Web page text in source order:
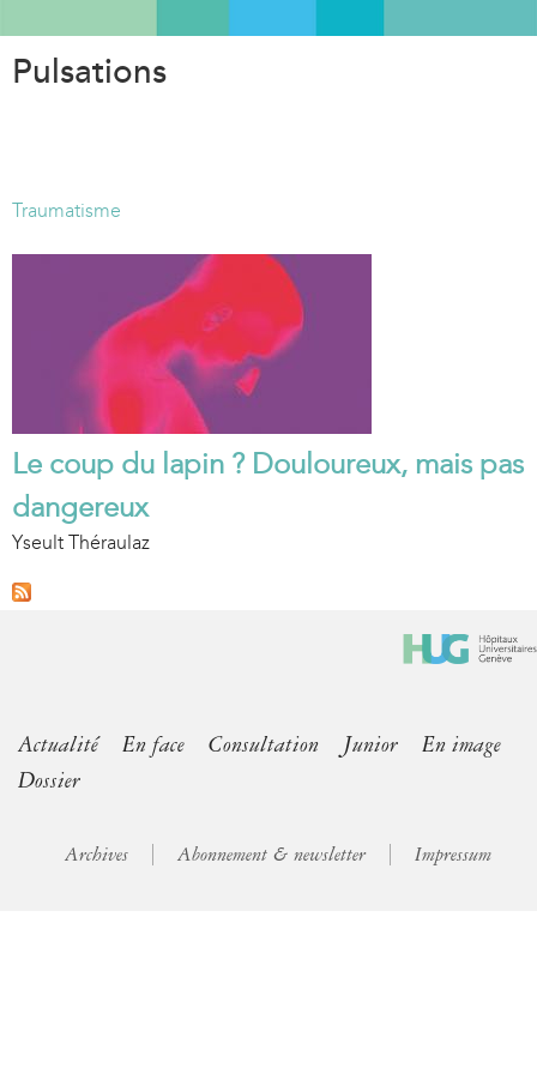
Pulsations
Traumatisme
Le coup du lapin ? Douloureux, mais pas
dangereux
Yseult Théraulaz
Actualité En face Consultation Junior
En image
Dossier
Archives Abonnement & newsletter Impressum